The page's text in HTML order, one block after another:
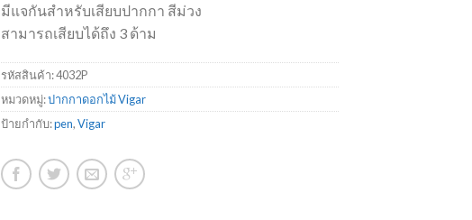
มีแจกันสำหรับเสียบปากกา สีม่วง
สามารถเสียบได้ถึง 3 ด้าม
รหัสสินค้า:4032P
หมวดหมู่:ปากกาดอกไม้ Vigar
ป้ายกำกับ:pen,Vigar